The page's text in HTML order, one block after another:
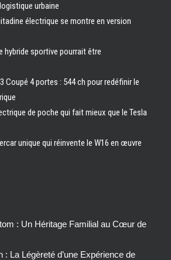
urbaine
électrique se montre en version
hybride sportive pourrait être
Coupé 4 portes : 544 ch pour redéfinir le
de poche qui fait mieux que le Tesla
unique qui réinvente le W16 en œuvre
: Un Héritage Familial au Cœur de
: La Légèreté d’une Expérience de